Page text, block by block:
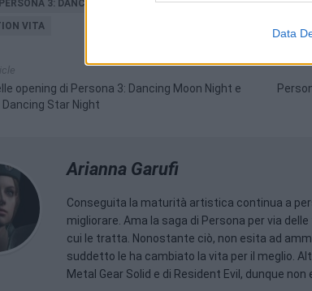
Data
PERSONA 3: DANCING MOON NIGHT PERSONA 5: DANCING
VITA
opening di Persona 3: Dancing Moon Night e
Dancing Star Night
Arianna Garufi
Conseguita la maturità artistica continua a
migliorare. Ama la saga di Persona per via
cui le tratta. Nonostante ciò, non esita ad
suddetto le ha cambiato la vita per il meglio.
Metal Gear Solid e di Resident Evil, dunque